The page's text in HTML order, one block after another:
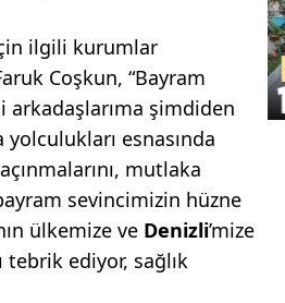
ilgili kurumlar
Coşkun, “Bayram
şimdiden
esnasında
mutlaka
sevincimizin hüzne
ülkemize ve Denizli’mize
tebrik ediyor, sağlık